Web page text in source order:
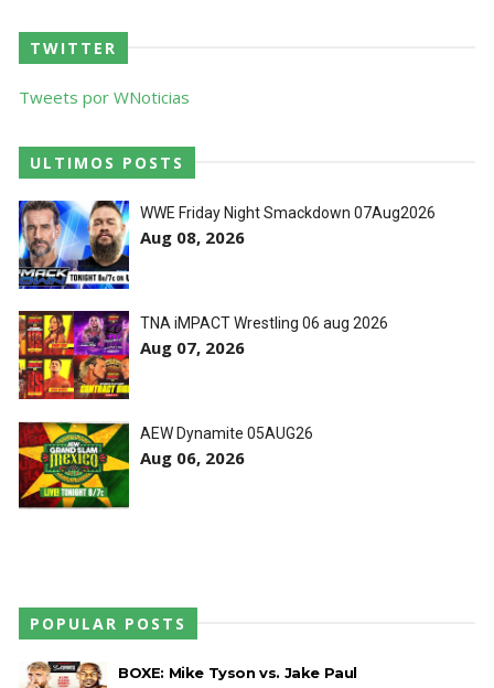
TWITTER
Tweets por WNoticias
ULTIMOS POSTS
WWE Friday Night Smackdown 07Aug2026
Aug 08, 2026
TNA iMPACT Wrestling 06 aug 2026
Aug 07, 2026
AEW Dynamite 05AUG26
Aug 06, 2026
POPULAR POSTS
BOXE: Mike Tyson vs. Jake Paul